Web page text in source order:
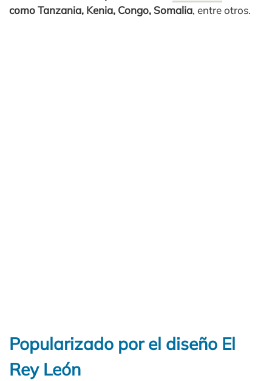
como Tanzania, Kenia, Congo, Somalia, entre otros.
Popularizado por el diseño El
Rey León